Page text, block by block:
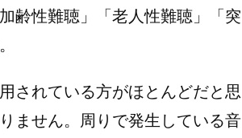
齢性難聴」「老人性難聴」「突
されている方がほとんどだと思
ません。周りで発生している音